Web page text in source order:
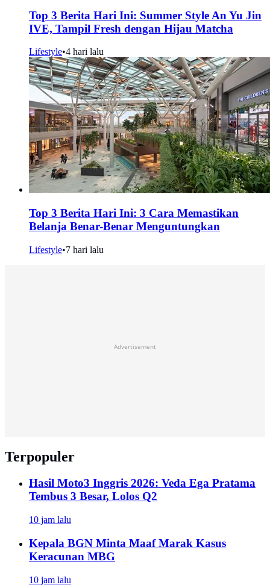
Top 3 Berita Hari Ini: Summer Style An Yu Jin
IVE, Tampil Fresh dengan Hijau Matcha
Lifestyle•4 hari lalu
Top 3 Berita Hari Ini: 3 Cara Memastikan
Belanja Benar-Benar Menguntungkan
Lifestyle•7 hari lalu
Advertisement
Terpopuler
Hasil Moto3 Inggris 2026: Veda Ega Pratama
Tembus 3 Besar, Lolos Q2
10 jam lalu
Kepala BGN Minta Maaf Marak Kasus
Keracunan MBG
10 jam lalu